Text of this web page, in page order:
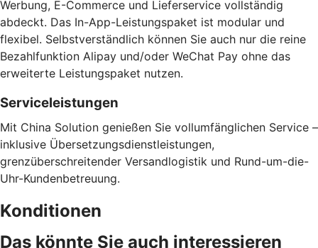
Werbung, E-Commerce und Lieferservice vollständig
abdeckt. Das In-App-Leistungspaket ist modular und
flexibel. Selbstverständlich können Sie auch nur die reine
Bezahlfunktion Alipay und/oder WeChat Pay ohne das
erweiterte Leistungspaket nutzen.
Serviceleistungen
Mit China Solution genießen Sie vollumfänglichen Service –
inklusive Übersetzungsdienstleistungen,
grenzüberschreitender Versandlogistik und Rund-um-die-
Uhr-Kundenbetreuung.
Konditionen
Das könnte Sie auch interessieren